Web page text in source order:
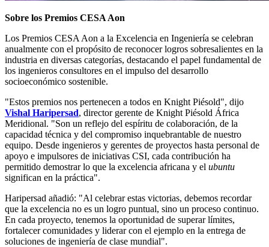
Sobre los Premios CESA Aon
Los Premios CESA Aon a la Excelencia en Ingeniería se celebran
anualmente con el propósito de reconocer logros sobresalientes en la
industria en diversas categorías, destacando el papel fundamental de
los ingenieros consultores en el impulso del desarrollo
socioeconómico sostenible.
"Estos premios nos pertenecen a todos en Knight Piésold", dijo
Vishal Haripersad, director gerente de Knight Piésold África
Meridional. "Son un reflejo del espíritu de colaboración, de la
capacidad técnica y del compromiso inquebrantable de nuestro
equipo. Desde ingenieros y gerentes de proyectos hasta personal de
apoyo e impulsores de iniciativas CSI, cada contribución ha
permitido demostrar lo que la excelencia africana y el ubuntu
significan en la práctica".
Haripersad añadió: "Al celebrar estas victorias, debemos recordar
que la excelencia no es un logro puntual, sino un proceso continuo.
En cada proyecto, tenemos la oportunidad de superar límites,
fortalecer comunidades y liderar con el ejemplo en la entrega de
soluciones de ingeniería de clase mundial".